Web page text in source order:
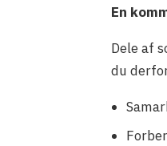
En
Dele af
du